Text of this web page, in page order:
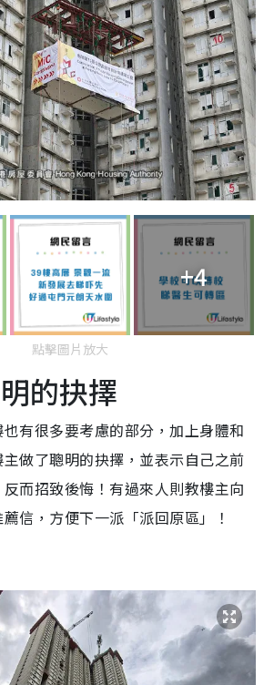
+4
點擊圖片放大
的抉擇
有很多要考慮的部分，加上身體和
做了聰明的抉擇，並表示自己之前
而招致後悔！有過來人則教樓主向
信，方便下一派「派回原區」！